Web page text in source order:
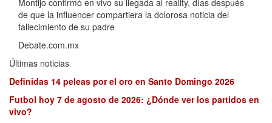
Montijo confirmó en vivo su llegada al reality, días después
de que la influencer compartiera la dolorosa noticia del
fallecimiento de su padre
Debate.com.mx
Últimas noticias
Definidas 14 peleas por el oro en Santo Domingo 2026
Futbol hoy 7 de agosto de 2026: ¿Dónde ver los partidos en
vivo?